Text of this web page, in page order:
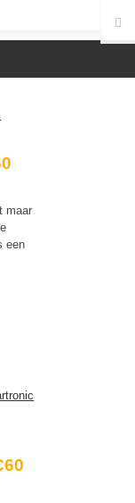
maar
een